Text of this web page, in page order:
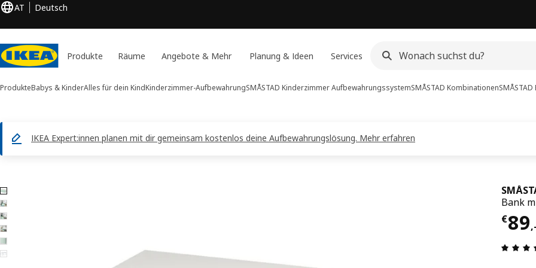
AT Deutsch
Produkte Räume Angebote & Mehr Planung & Ideen Services
ProdukteBabys & KinderAlles für dein KindKinderzimmer-AufbewahrungSMÅSTAD Kinderzimmer AufbewahrungssystemSMÅSTAD KombinationenSMÅSTAD
IKEA Expert:innen planen mit dir gemeinsam kostenlos deine Aufbewahrungslösung. Mehr erfahren
6 SMÅSTAD -Bilder
Bank
€89,-